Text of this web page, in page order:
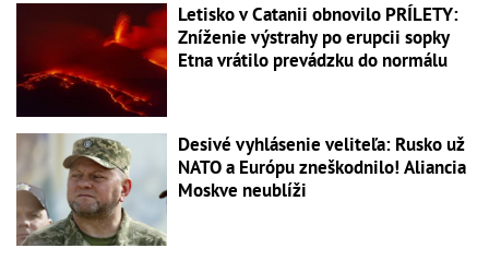
Letisko v Catanii obnovilo PRÍLETY:
Zníženie výstrahy po erupcii sopky
Etna vrátilo prevádzku do normálu
Desivé vyhlásenie veliteľa: Rusko už
NATO a Európu zneškodnilo! Aliancia
Moskve neublíži